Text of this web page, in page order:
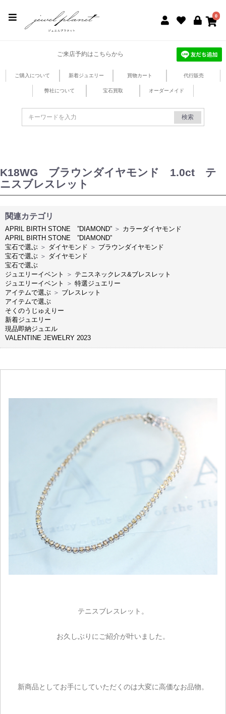
0
ご来店予約はこちらから
ご購入について 新着ジュエリー 買物カート 代行販売
弊社について 宝石買取 オーダーメイド
検索
K18WG ブラウンダイヤモンド 1.0ct テ
ニスブレスレット
関連カテゴリ
APRIL BIRTH STONE ”DIAMOND” ＞ カラーダイヤモンド
APRIL BIRTH STONE ”DIAMOND”
宝石で選ぶ ＞ ダイヤモンド ＞ ブラウンダイヤモンド
宝石で選ぶ ＞ ダイヤモンド
宝石で選ぶ
ジュエリーイベント
＞ テニスネックレス&ブレスレット
ジュエリーイベント
＞ 特選ジュエリー
アイテムで選ぶ ＞ ブレスレット
アイテムで選ぶ
そくのうじゅえりー
新着ジュエリー
現品即納ジュエル
VALENTINE JEWELRY 2023
テニスブレスレット。
お久しぶりにご紹介が叶いました。
新商品としてお手にしていただくのは大変に高価なお品物。